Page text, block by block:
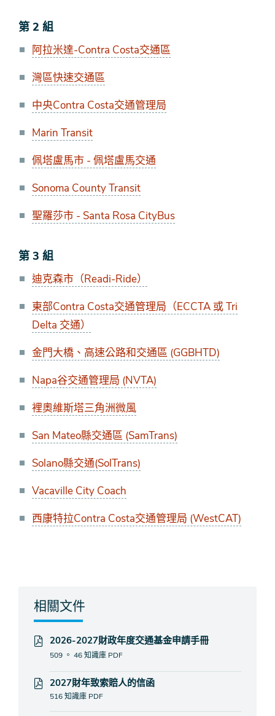
第 2 組
阿拉米達-Contra Costa交通區
灣區快速交通區
中央Contra Costa交通管理局
Marin Transit
佩塔盧馬市 - 佩塔盧馬交通
Sonoma County Transit
聖羅莎市 - Santa Rosa CityBus
第 3 組
迪克森市（Readi-Ride）
東部Contra Costa交通管理局（ECCTA 或 Tri
Delta 交通）
金門大橋、高速公路和交通區 (GGBHTD)
Napa谷交通管理局 (NVTA)
裡奧維斯塔三角洲微風
San Mateo縣交通區 (SamTrans)
Solano縣交通(SolTrans)
Vacaville City Coach
西康特拉Contra Costa交通管理局 (WestCAT)
相關文件
2026-2027財政年度交通基金申請手冊
509 。 46 知識庫 PDF
2027財年致索賠人的信函
516 知識庫 PDF